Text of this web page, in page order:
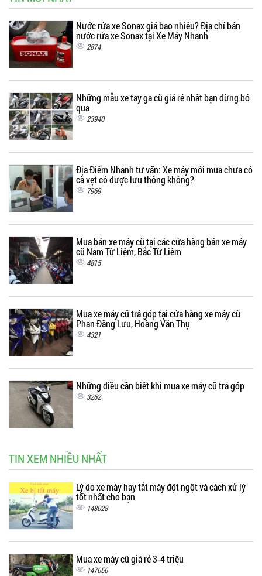
Nước rửa xe Sonax giá bao nhiêu? Địa chỉ bán
nước rửa xe Sonax tại Xe Máy Nhanh
2874
Những mẫu xe tay ga cũ giá rẻ nhất bạn đừng bỏ
qua
23940
Địa Điểm Nhanh tư vấn: Xe máy mới mua chưa có
cà vẹt có được lưu thông không?
7969
Mua bán xe máy cũ tại các cửa hàng bán xe máy
cũ Nam Từ Liêm, Bắc Từ Liêm
4815
Mua xe máy cũ trả góp tại cửa hàng xe máy cũ
Phan Đăng Lưu, Hoàng Văn Thụ
4321
Những điều cần biết khi mua xe máy cũ trả góp
3262
TIN XEM NHIỀU NHẤT
Lý do xe máy hay tắt máy đột ngột và cách xử lý
tốt nhất cho bạn
148028
Mua xe máy cũ giá rẻ 3-4 triệu
147656